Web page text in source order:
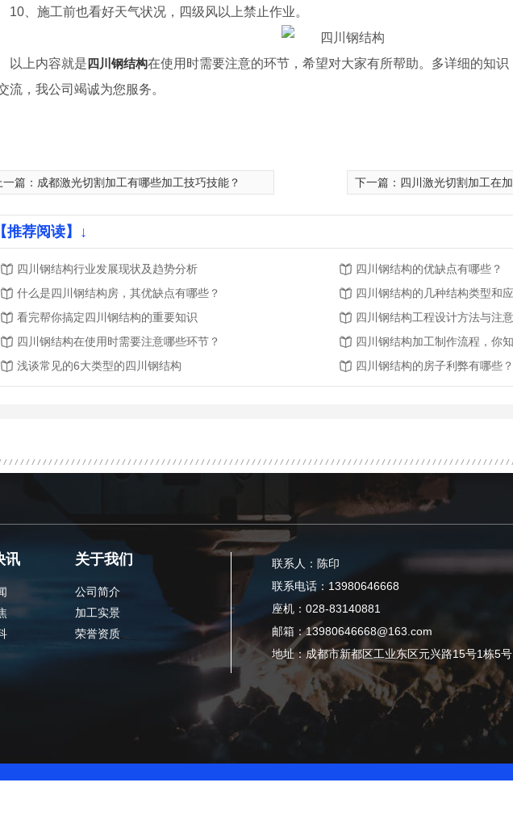
成都pc模具厂家
10、施工前也看好天气状况，四级风以上禁止作业。
以上内容就是四川钢结构在使用时需要注意的环节，希望对大家有所帮助。多详细的知
流，我公司竭诚为您服务。
一篇： 成都激光切割加工有哪些加工技巧技能？ 下一篇： 四川激光切割加工在加
【推荐阅读】↓
四川钢结构行业发展现状及趋势分析
四川钢结构的优缺点有哪些？
什么是四川钢结构房，其优缺点有哪些？
四川钢结构的几种结构类型和
看完帮你搞定四川钢结构的重要知识
四川钢结构工程设计方法与注
四川钢结构在使用时需要注意哪些环节？
四川钢结构加工制作流程，你
浅谈常见的6大类型的四川钢结构
四川钢结构的房子利弊有哪些？
讯 关于我们
公司简介
加工实景
荣誉资质
联系人：陈印
联系电话：13980646668
座机：028-83140881
邮箱：13980646668@163.com
地址：成都市新都区工业东区元兴路15号1栋5号